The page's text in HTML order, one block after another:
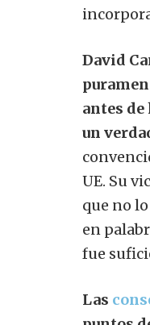
David
antes
un
UE. Su
que no
en
fue
Las